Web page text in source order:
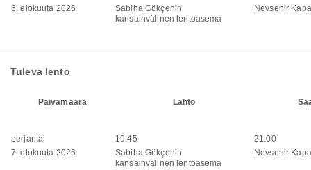
6. elokuuta 2026
Sabiha Gökçenin
kansainvälinen lentoasema
Nevsehir
Tuleva lento
Päivämäärä Lähtö
perjantai
7. elokuuta 2026
19.45
Sabiha Gökçenin
kansainvälinen lentoasema
21.00
Nevsehir